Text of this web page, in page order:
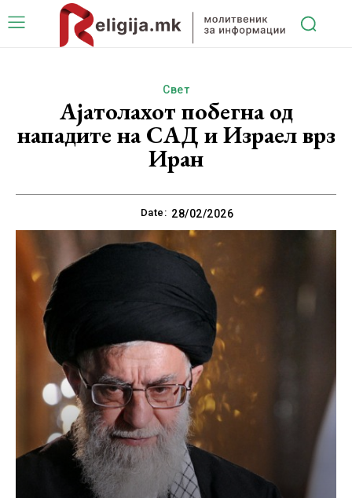
Свет
Ајатолахот побегна од
нападите на САД и Израел врз
Иран
Date: 28/02/2026